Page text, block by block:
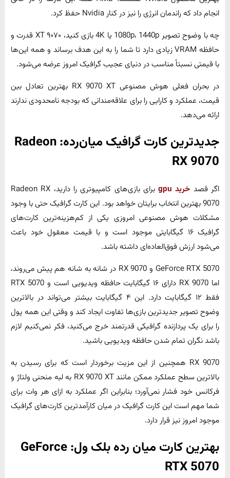
انجام داد که راندمان انرژی را نیز در کنار Nvidia حفظ کرد.
چه با وضوح تصویر 1080p، 1440p یا 4K بازی کنید، ۹۰۷۰ XT قدرت و
حافظه‌ VRAM زیادی دارد تا شما را به این هدف برساند و همه این‌ها
با قیمتی نسبتاً مناسب در دنیای عجیب گرافیک امروز عرضه می‌شود.
در بحران فعلی هوش مصنوعی RX 9070 XT بهترین تعادل بین
قیمت، عملکرد و کارایی را برای علاقه‌مندانی که بودجه‌ نامحدودی ندارند
ارائه می‌دهد.
جدیدترین کارت گرافیک میان‌رده: Radeon
RX 9070
اگر قصد خرید gpu
برای بازی‌های کامپیوتری را دارید، Radeon RX
9070 بهترین انتخاب برایتان خواهد بود. این کارت گرافیک حتی با وجود
مشکلات هوش مصنوعی امروزی یکی از کم‌هزینه‌ترین کارت‌های
گرافیک ۱۶ گیگابایتی موجود است و با قیمت معقول خود باعث
می‌شود ارزش فوق‌العاده‌ای داشته باشد.
GeForce RTX 5070 و RX 9070 در شانه به شانه هم پیش می‌روند،
اما RX 9070 دارای ۱۶ گیگابایت حافظه ویدیویی است و RTX 5070
فقط ۱۲ گیگابایت دارد. این ۴ گیگابایت بیشتر می‌تواند در بالاترین
وضوح تصویر جدیدترین بازی‌ها تفاوت ایجاد کند و وقتی این همه پول
را برای یک پردازنده گرافیکی قدرتمند خرج می‌کنید، فکر نمی‌کنیم لازم
باشد نگران تمام شدن حافظه ویدیویی باشید.
RX 9070 همچنین از این مزیت برخوردار است که برای رسیدن به
بالاترین سطح عملکرد ممکن مانند RX 9070 XT به لبه منحنی ولتاژ و
فرکانس خود فشار نمی‌آورد؛ بنابراین اگر عملکرد به ازای هر وات برای
شما مهم است این کارت گرافیک در میان کارآمدترین کارت‌های گرافیک
موجود امروز نیز قرار دارد.
بهترین کارت میان ‌رده بلک ‌ول: GeForce
RTX 5070